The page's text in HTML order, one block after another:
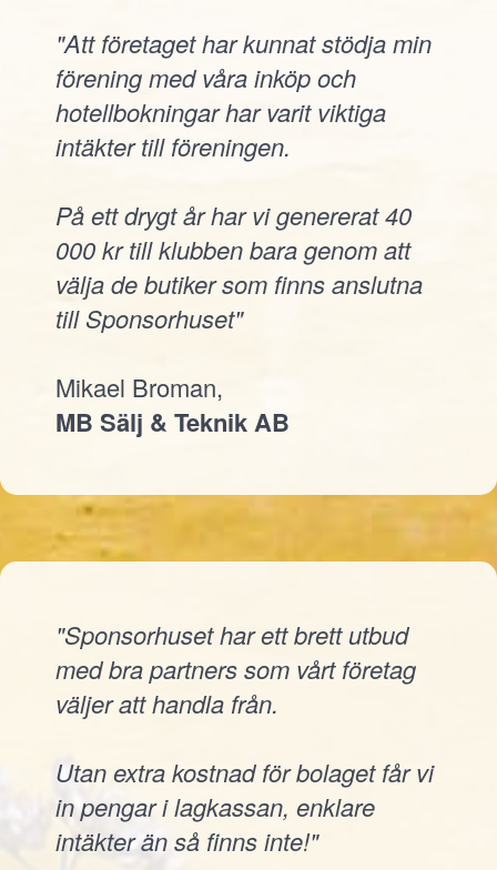
"Att företaget har kunnat stödja min
förening med våra inköp och
hotellbokningar har varit viktiga
intäkter till föreningen.
På ett drygt år har vi genererat 40
000 kr till klubben bara genom att
välja de butiker som finns anslutna
till Sponsorhuset"
Mikael Broman,
MB Sälj & Teknik AB
"Sponsorhuset har ett brett utbud
med bra partners som vårt företag
väljer att handla från.
Utan extra kostnad för bolaget får vi
in pengar i lagkassan, enklare
intäkter än så finns inte!"